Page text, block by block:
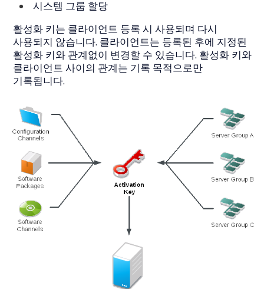
시스템 그룹 할당
활성화 키는 클라이언트 등록 시 사용되며 다시
사용되지 않습니다. 클라이언트는 등록된 후에 지정된
활성화 키와 관계없이 변경할 수 있습니다. 활성화 키와
클라이언트 사이의 관계는 기록 목적으로만
기록됩니다.